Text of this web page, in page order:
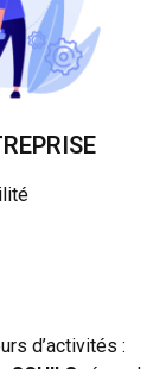
d’activités :